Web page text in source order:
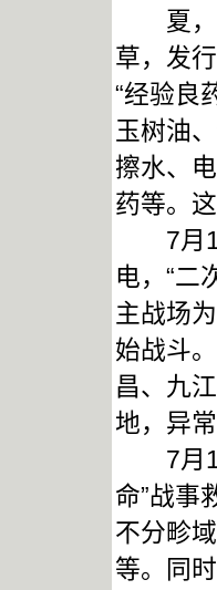
夏，中
草，发
“经验良
玉树油
擦水、
药等。
7月12
电，“二
主战场
始战斗
昌、九
地，异常
7月18
命”战事
不分畛
等。同